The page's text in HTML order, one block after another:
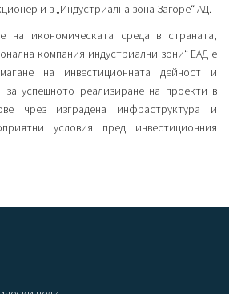
и в „Индустриална зона Загоре“ АД.
на икономическата среда в страната,
компания индустриални зони“ ЕАД е
на инвестиционната дейност и
за успешното реализиране на проекти в
чрез изградена инфраструктура и
условия пред инвестиционния